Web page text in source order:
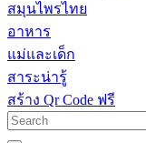
สมุนไพรไทย
อาหาร
แม่และเด็ก
สาระน่ารู้
สร้าง Qr Code ฟรี